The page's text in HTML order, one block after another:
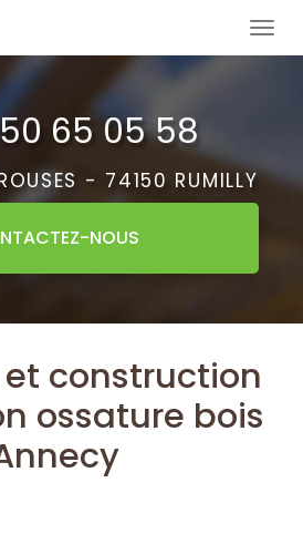
65 05 58
- 74150 RUMILLY
NOUS
construction
ossature bois